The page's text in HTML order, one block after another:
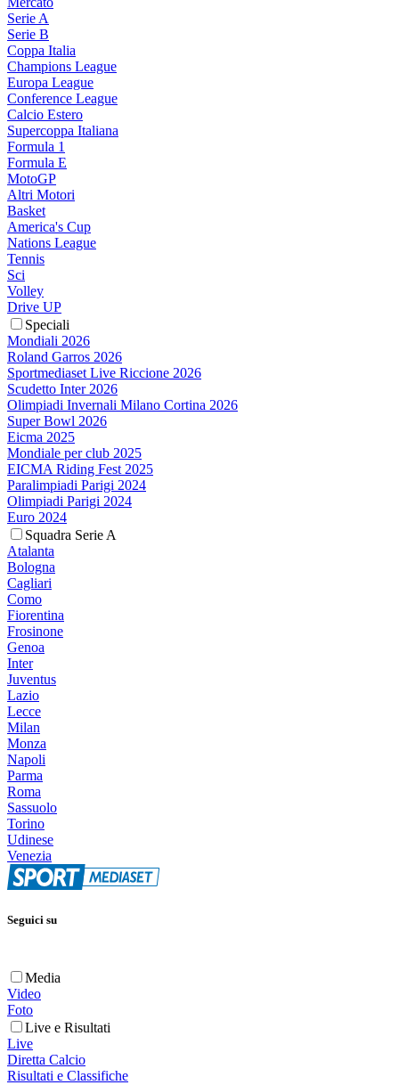
Serie A
Serie B
Coppa Italia
Champions League
Europa League
Conference League
Calcio Estero
Supercoppa Italiana
Formula 1
Formula E
MotoGP
Altri Motori
Basket
America's Cup
Nations League
Tennis
Sci
Volley
Drive UP
Speciali
Mondiali 2026
Roland Garros 2026
Sportmediaset Live Riccione 2026
Scudetto Inter 2026
Olimpiadi Invernali Milano Cortina 2026
Super Bowl 2026
Eicma 2025
Mondiale per club 2025
EICMA Riding Fest 2025
Paralimpiadi Parigi 2024
Olimpiadi Parigi 2024
Euro 2024
Squadra Serie A
Atalanta
Bologna
Cagliari
Como
Fiorentina
Frosinone
Genoa
Inter
Juventus
Lazio
Lecce
Milan
Monza
Napoli
Parma
Roma
Sassuolo
Torino
Udinese
Venezia
Seguici su
Media
Video
Foto
Live e Risultati
Live
Diretta Calcio
Risultati e Classifiche